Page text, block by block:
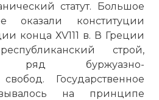
статут. Большое
конституции
конца ХV111 в. В Греции
строй,
ряд буржуазно-
Государственное
на принципе